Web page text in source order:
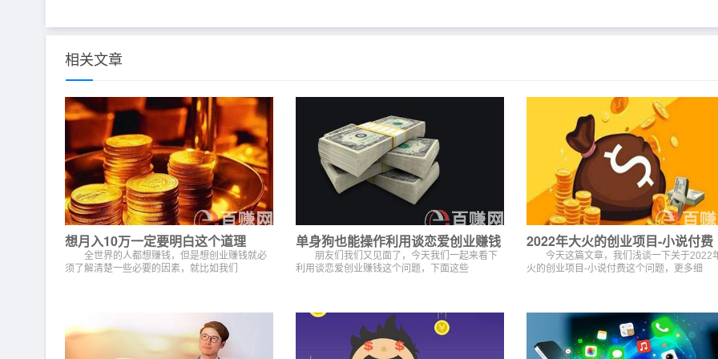
相关文章
想月入10万一定要明白这个道理
全世界的人都想赚钱，但是想创业赚钱就必
须了解清楚一些必要的因素，就比如我们
单身狗也能操作利用谈恋爱创业赚钱
朋友们我们又见面了，今天我们一起来看下
利用谈恋爱创业赚钱这个问题，下面这些
2022年大火的创业项目-小说付费
今天这篇文章，我们浅谈一下关于2022
火的创业项目-小说付费这个问题，更多细